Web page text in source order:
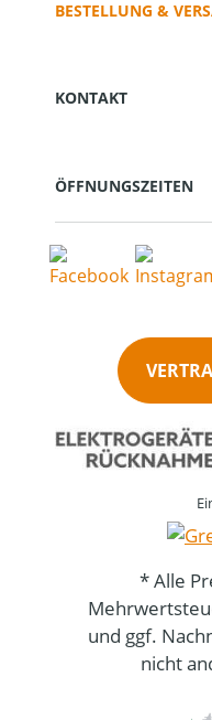
BESTELLUNG &
KONTAKT
ÖFFNUNGSZEITEN
* Alle
und ggf.
nicht